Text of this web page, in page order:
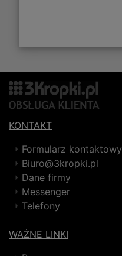
KONTAKT
Formularz kontaktowy
Biuro@3kropki.pl
Dane firmy
Messenger
Telefony
WAŻNE LINKI